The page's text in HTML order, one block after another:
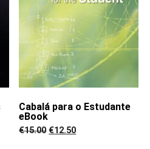
Cabalá para o Estudante
eBook
€15.00 Original
€12.50Current